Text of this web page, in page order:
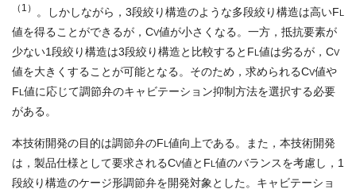
（1） 。しかしながら，3段絞り構造のような多段絞り構造は高いFL
値を得ることができるが，CV値が小さくなる。一方，抵抗要素が
少ない1段絞り構造は3段絞り構造と比較するとFL 値は劣るが，CV
値を大きくすることが可能となる。そのため，求められるCV値や
FL 値に応じて調節弁のキャビテーション抑制方法を選択する必要
がある。
本技術開発の目的は調節弁のFL 値向上である。また，本技術開発
は，製品仕様として要求されるCV値とFL 値のバランスを考慮し，1
段絞り構造のケージ形調節弁を開発対象とした。キャビテーショ